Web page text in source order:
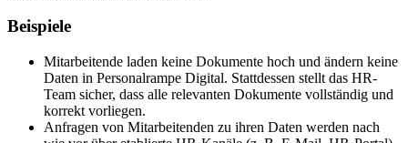
Beispiele
Mitarbeitende laden keine Dokumente hoch und ändern keine
Daten in Personalrampe Digital. Stattdessen stellt das HR-
Team sicher, dass alle relevanten Dokumente vollständig und
korrekt vorliegen.
Anfragen von Mitarbeitenden zu ihren Daten werden nach